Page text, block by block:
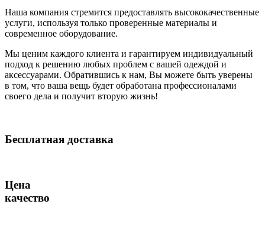
Наша компания стремится предоставлять высококачественные
услуги, используя только проверенные материалы и
современное оборудование.
Мы ценим каждого клиента и гарантируем индивидуальный
подход к решению любых проблем с вашей одеждой и
аксессуарами. Обратившись к нам, Вы можете быть уверены
в том, что ваша вещь будет обработана профессионалами
своего дела и получит вторую жизнь!
Бесплатная доставка
Цена
качество